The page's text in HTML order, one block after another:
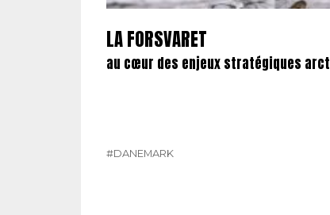
LA FORSVARET
au cœur des enjeux stratégiques
#DANEMARK